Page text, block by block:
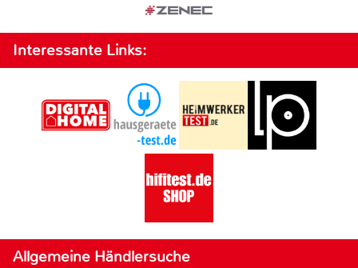
Interessante Links:
Allgemeine Händlersuche